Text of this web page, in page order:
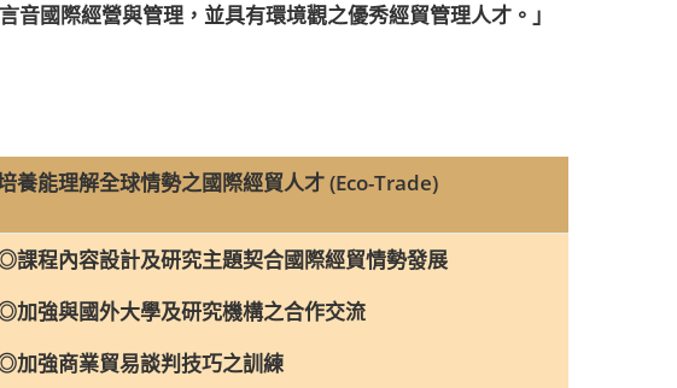
國際經營與管理，並具有環境觀之優秀經貿管理人才。」
養能理解全球情勢之國際經貿人才 (Eco-Trade)
課程內容設計及研究主題契合國際經貿情勢發展
加強與國外大學及研究機構之合作交流
加強商業貿易談判技巧之訓練